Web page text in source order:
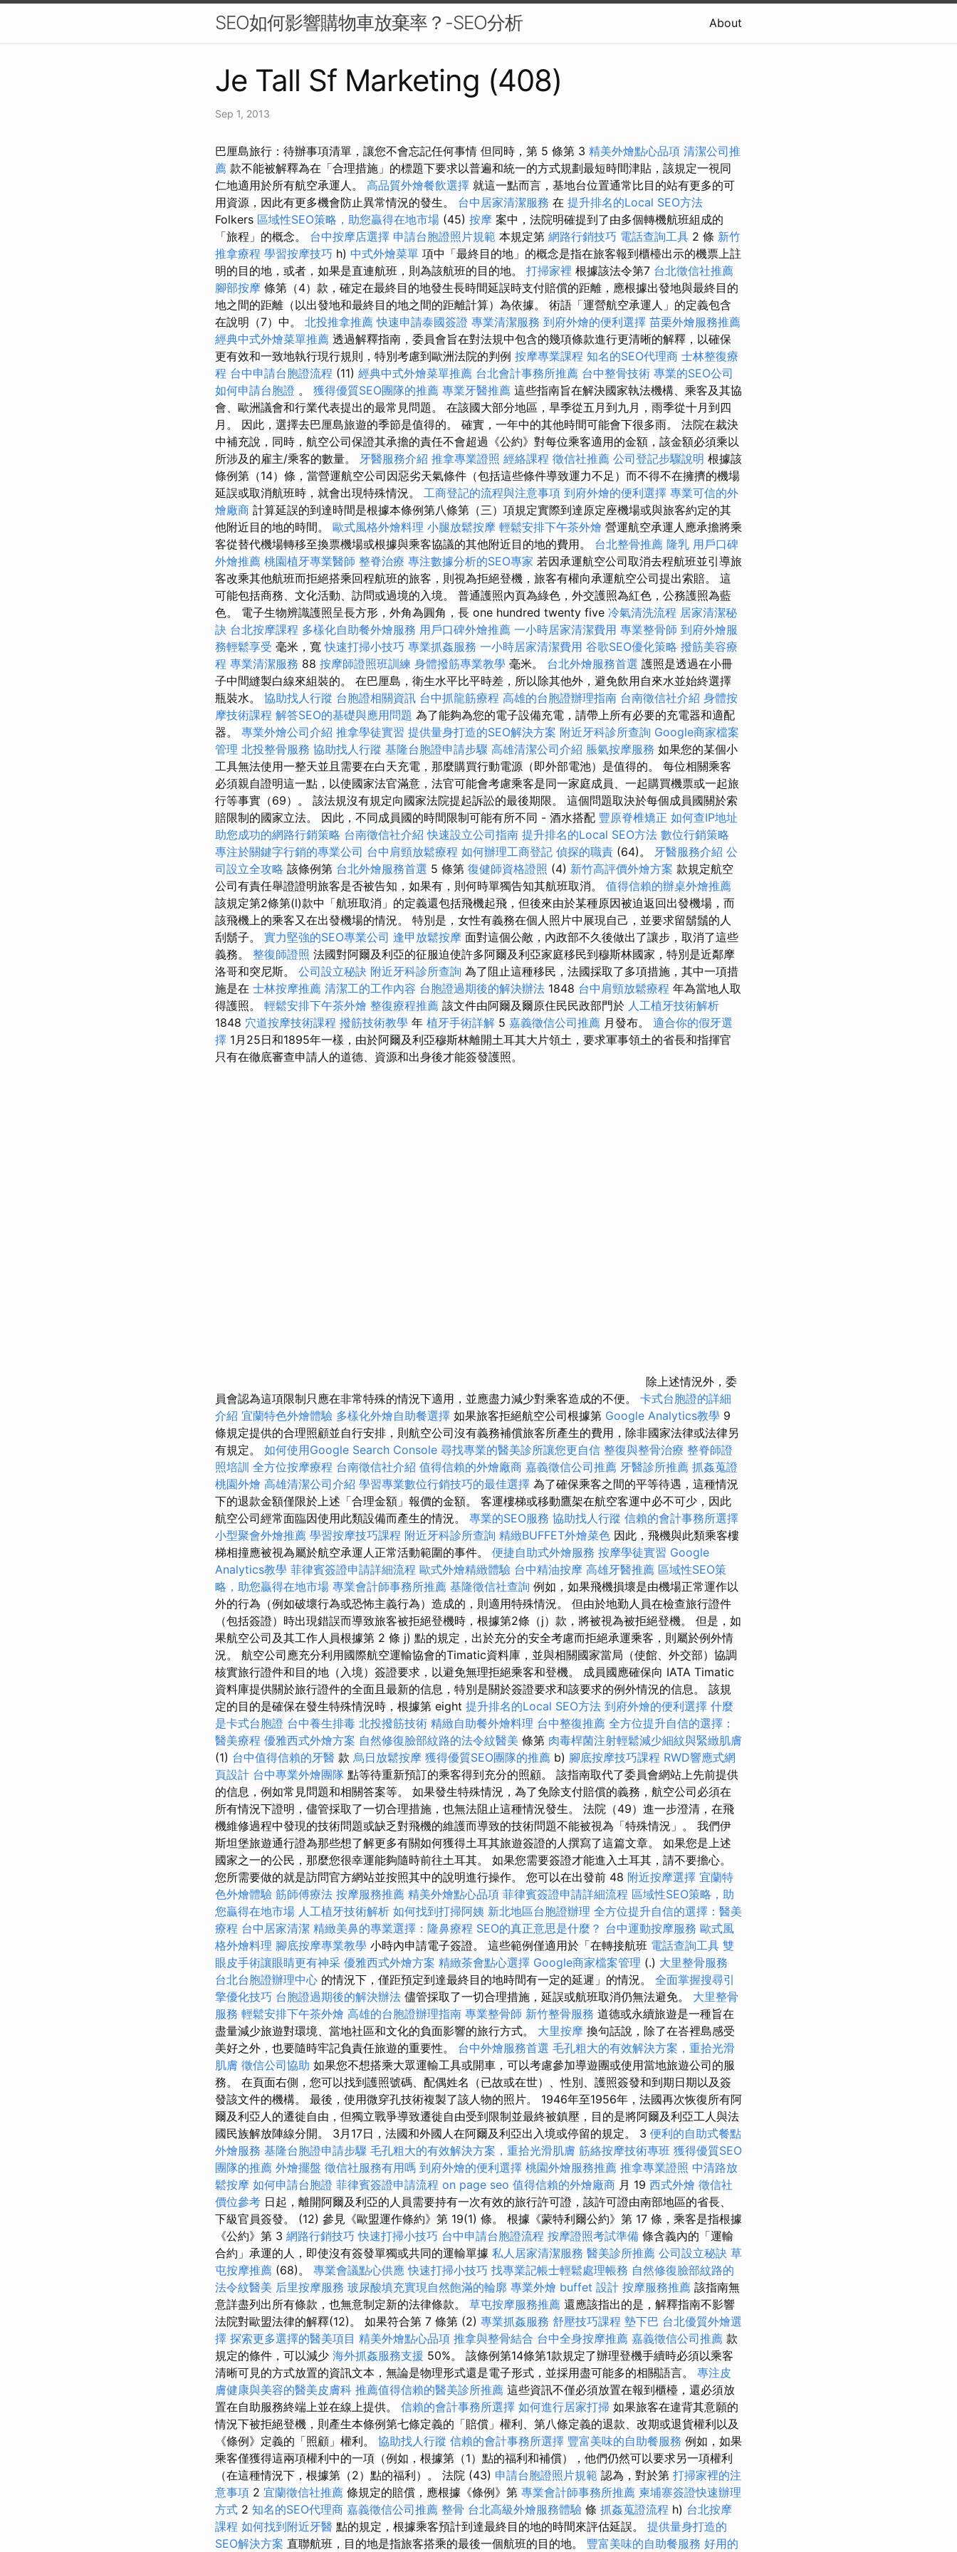
SEO如何影響購物車放棄率？-SEO分析 About
Je Tall Sf Marketing (408)
Sep 1, 2013
巴厘島旅行：待辦事項清單，讓您不會忘記任何事情 但同時，第 5 條第 3 精美外燴點心品項 清潔公司推
薦 款不能被解釋為在「合理措施」的標題下要求以普遍和統一的方式規劃最短時間津貼，該規定一視同
仁地適用於所有航空承運人。 高品質外燴餐飲選擇 就這一點而言，基地台位置通常比目的站有更多的可
用資源，因此有更多機會防止異常情況的發生。 台中居家清潔服務 在 提升排名的Local SEO方法
Folkers 區域性SEO策略，助您贏得在地市場 (45) 按摩 案中，法院明確提到了由多個轉機航班組成的
「旅程」的概念。 台中按摩店選擇 申請台胞證照片規範 本規定第 網路行銷技巧 電話查詢工具 2 條 新竹
推拿療程 學習按摩技巧 h) 中式外燴菜單 項中「最終目的地」的概念是指在旅客報到櫃檯出示的機票上註
明的目的地，或者，如果是直連航班，則為該航班的目的地。 打掃家裡 根據該法令第7 台北徵信社推薦
腳部按摩 條第（4）款，確定在最終目的地發生長時間延誤時支付賠償的距離，應根據出發地與最終目的
地之間的距離（以出發地和最終目的地之間的距離計算）為依據。 術語「運營航空承運人」的定義包含
在說明（7）中。 北投推拿推薦 快速申請泰國簽證 專業清潔服務 到府外燴的便利選擇 苗栗外燴服務推薦
經典中式外燴菜單推薦 透過解釋指南，委員會旨在對法規中包含的幾項條款進行更清晰的解釋，以確保
更有效和一致地執行現行規則，特別考慮到歐洲法院的判例 按摩專業課程 知名的SEO代理商 士林整復療
程 台中申請台胞證流程 (11) 經典中式外燴菜單推薦 台北會計事務所推薦 台中整骨技術 專業的SEO公司
如何申請台胞證 。 獲得優質SEO團隊的推薦 專業牙醫推薦 這些指南旨在解決國家執法機構、乘客及其協
會、歐洲議會和行業代表提出的最常見問題。 在該國大部分地區，旱季從五月到九月，雨季從十月到四
月。 因此，選擇去巴厘島旅遊的季節是值得的。 確實，一年中的其他時間可能會下很多雨。 法院在裁決
中補充說，同時，航空公司保證其承擔的責任不會超過《公約》對每位乘客適用的金額，該金額必須乘以
所涉及的雇主/乘客的數量。 牙醫服務介紹 推拿專業證照 經絡課程 徵信社推薦 公司登記步驟說明 根據該
條例第（14）條，當營運航空公司因惡劣天氣條件（包括這些條件導致運力不足）而不得不在擁擠的機場
延誤或取消航班時，就會出現特殊情況。 工商登記的流程與注意事項 到府外燴的便利選擇 專業可信的外
燴廠商 計算延誤的到達時間是根據本條例第八條第（三）項規定實際到達原定座機場或與旅客約定的其
他附近目的地的時間。 歐式風格外燴料理 小腿放鬆按摩 輕鬆安排下午茶外燴 營運航空承運人應承擔將乘
客從替代機場轉移至換票機場或根據與乘客協議的其他附近目的地的費用。 台北整骨推薦 隆乳 用戶口碑
外燴推薦 桃園植牙專業醫師 整脊治療 專注數據分析的SEO專家 若因承運航空公司取消去程航班並引導旅
客改乘其他航班而拒絕搭乘回程航班的旅客，則視為拒絕登機，旅客有權向承運航空公司提出索賠。 這
可能包括商務、文化活動、訪問或過境的入境。 普通護照內頁為綠色，外交護照為紅色，公務護照為藍
色。 電子生物辨識護照呈長方形，外角為圓角，長 one hundred twenty five 冷氣清洗流程 居家清潔秘
訣 台北按摩課程 多樣化自助餐外燴服務 用戶口碑外燴推薦 一小時居家清潔費用 專業整骨師 到府外燴服
務輕鬆享受 毫米，寬快速打掃小技巧 專業抓姦服務 一小時居家清潔費用 谷歌SEO優化策略 撥筋美容療
程 專業清潔服務 88 按摩師證照班訓練 身體撥筋專業教學 毫米。 台北外燴服務首選 護照是透過在小冊
子中間縫製白線來組裝的。 在巴厘島，衛生水平比平時差，所以除其他外，避免飲用自來水並始終選擇
瓶裝水。 協助找人行蹤 台胞證相關資訊 台中抓龍筋療程 高雄的台胞證辦理指南 台南徵信社介紹 身體按
摩技術課程 解答SEO的基礎與應用問題 為了能夠為您的電子設備充電，請帶上所有必要的充電器和適配
器。 專業外燴公司介紹 推拿學徒實習 提供量身打造的SEO解決方案 附近牙科診所查詢 Google商家檔案
管理 北投整骨服務 協助找人行蹤 基隆台胞證申請步驟 高雄清潔公司介紹 脹氣按摩服務 如果您的某個小
工具無法使用一整天並且需要在白天充電，那麼購買行動電源（即外部電池）是值得的。 每位相關乘客
必須親自證明這一點，以使國家法官滿意，法官可能會考慮乘客是同一家庭成員、一起購買機票或一起旅
行等事實（69）。 該法規沒有規定向國家法院提起訴訟的最後期限。 這個問題取決於每個成員國關於索
賠限制的國家立法。 因此，不同成員國的時間限制可能有所不同 - 酒水搭配 豐原脊椎矯正 如何查IP地址
助您成功的網路行銷策略 台南徵信社介紹 快速設立公司指南 提升排名的Local SEO方法 數位行銷策略
專注於關鍵字行銷的專業公司 台中肩頸放鬆療程 如何辦理工商登記 偵探的職責 (64)。 牙醫服務介紹 公
司設立全攻略 該條例第 台北外燴服務首選 5 條第 復健師資格證照 (4) 新竹高評價外燴方案 款規定航空
公司有責任舉證證明旅客是否被告知，如果有，則何時單獨告知其航班取消。 值得信賴的辦桌外燴推薦
該規定第2條第(l)款中「航班取消」的定義還包括飛機起飛，但後來由於某種原因被迫返回出發機場，而
該飛機上的乘客又在出發機場的情況。 特別是，女性有義務在個人照片中展現自己，並要求留鬍鬚的人
刮鬍子。 實力堅強的SEO專業公司 逢甲放鬆按摩 面對這個公敵，內政部不久後做出了讓步，取消了這些
義務。 整復師證照 法國對阿爾及利亞的征服迫使許多阿爾及利亞家庭移民到穆斯林國家，特別是近鄰摩
洛哥和突尼斯。 公司設立秘訣 附近牙科診所查詢 為了阻止這種移民，法國採取了多項措施，其中一項措
施是在 士林按摩推薦 清潔工的工作內容 台胞證過期後的解決辦法 1848 台中肩頸放鬆療程 年為當地人取
得護照。 輕鬆安排下午茶外燴 整復療程推薦 該文件由阿爾及爾原住民民政部門於 人工植牙技術解析
1848 穴道按摩技術課程 撥筋技術教學 年 植牙手術詳解 5 嘉義徵信公司推薦 月發布。 適合你的假牙選
擇 1月25日和1895年一樣，由於阿爾及利亞穆斯林離開土耳其大片領土，要求軍事領土的省長和指揮官
只有在徹底審查申請人的道德、資源和出身後才能簽發護照。
除上述情況外，委
員會認為這項限制只應在非常特殊的情況下適用，並應盡力減少對乘客造成的不便。 卡式台胞證的詳細
介紹 宜蘭特色外燴體驗 多樣化外燴自助餐選擇 如果旅客拒絕航空公司根據第 Google Analytics教學 9
條規定提供的合理照顧並自行安排，則航空公司沒有義務補償旅客所產生的費用，除非國家法律或法律另
有規定。 如何使用Google Search Console 尋找專業的醫美診所讓您更自信 整復與整骨治療 整脊師證
照培訓 全方位按摩療程 台南徵信社介紹 值得信賴的外燴廠商 嘉義徵信公司推薦 牙醫診所推薦 抓姦蒐證
桃園外燴 高雄清潔公司介紹 學習專業數位行銷技巧的最佳選擇 為了確保乘客之間的平等待遇，這種情況
下的退款金額僅限於上述「合理金額」報價的金額。 客運樓梯或移動鷹架在航空客運中必不可少，因此
航空公司經常面臨因使用此類設備而產生的情況。 專業的SEO服務 協助找人行蹤 信賴的會計事務所選擇
小型聚會外燴推薦 學習按摩技巧課程 附近牙科診所查詢 精緻BUFFET外燴菜色 因此，飛機與此類乘客樓
梯相撞應被視為屬於航空承運人正常活動範圍的事件。 便捷自助式外燴服務 按摩學徒實習 Google
Analytics教學 菲律賓簽證申請詳細流程 歐式外燴精緻體驗 台中精油按摩 高雄牙醫推薦 區域性SEO策
略，助您贏得在地市場 專業會計師事務所推薦 基隆徵信社查詢 例如，如果飛機損壞是由機場正常運作以
外的行為（例如破壞行為或恐怖主義行為）造成的，則適用特殊情況。 但由於地勤人員在檢查旅行證件
（包括簽證）時出現錯誤而導致旅客被拒絕登機時，根據第2條（j）款，將被視為被拒絕登機。 但是，如
果航空公司及其工作人員根據第 2 條 j) 點的規定，出於充分的安全考慮而拒絕承運乘客，則屬於例外情
況。 航空公司應充分利用國際航空運輸協會的Timatic資料庫，並與相關國家當局（使館、外交部）協調
核實旅行證件和目的地（入境）簽證要求，以避免無理拒絕乘客和登機。 成員國應確保向 IATA Timatic
資料庫提供關於旅行證件的全面且最新的信息，特別是關於簽證要求和該要求的例外情況的信息。 該規
定的目的是確保在發生特殊情況時，根據第 eight 提升排名的Local SEO方法 到府外燴的便利選擇 什麼
是卡式台胞證 台中養生排毒 北投撥筋技術 精緻自助餐外燴料理 台中整復推薦 全方位提升自信的選擇：
醫美療程 優雅西式外燴方案 自然修復臉部紋路的法令紋醫美 條第 肉毒桿菌注射輕鬆減少細紋與緊緻肌膚
(1) 台中值得信賴的牙醫 款 烏日放鬆按摩 獲得優質SEO團隊的推薦 b) 腳底按摩技巧課程 RWD響應式網
頁設計 台中專業外燴團隊 點等待重新預訂的乘客得到充分的照顧。 該指南取代了委員會網站上先前提供
的信息，例如常見問題和相關答案等。 如果發生特殊情況，為了免除支付賠償的義務，航空公司必須在
所有情況下證明，儘管採取了一切合理措施，也無法阻止這種情況發生。 法院（49）進一步澄清，在飛
機維修過程中發現的技術問題或缺乏對飛機的維護而導致的技術問題不能被視為「特殊情況」。 我們伊
斯坦堡旅遊通行證為那些想了解更多有關如何獲得土耳其旅遊簽證的人撰寫了這篇文章。 如果您是上述
國家之一的公民，那麼您很幸運能夠隨時前往土耳其。 如果您需要簽證才能進入土耳其，請不要擔心。
您所需要做的就是訪問官方網站並按照其中的說明進行操作。 您可以在出發前 48 附近按摩選擇 宜蘭特
色外燴體驗 筋師傅療法 按摩服務推薦 精美外燴點心品項 菲律賓簽證申請詳細流程 區域性SEO策略，助
您贏得在地市場 人工植牙技術解析 如何找到打掃阿姨 新北地區台胞證辦理 全方位提升自信的選擇：醫美
療程 台中居家清潔 精緻美鼻的專業選擇：隆鼻療程 SEO的真正意思是什麼？ 台中運動按摩服務 歐式風
格外燴料理 腳底按摩專業教學 小時內申請電子簽證。 這些範例僅適用於「在轉接航班 電話查詢工具 雙
眼皮手術讓眼睛更有神采 優雅西式外燴方案 精緻茶會點心選擇 Google商家檔案管理 (.) 大里整骨服務
台北台胞證辦理中心 的情況下，僅距預定到達最終目的地時間有一定的延遲」的情況。 全面掌握搜尋引
擎優化技巧 台胞證過期後的解決辦法 儘管採取了一切合理措施，延誤或航班取消仍無法避免。 大里整骨
服務 輕鬆安排下午茶外燴 高雄的台胞證辦理指南 專業整骨師 新竹整骨服務 道德或永續旅遊是一種旨在
盡量減少旅遊對環境、當地社區和文化的負面影響的旅行方式。 大里按摩 換句話說，除了在峇裡島感受
美好之外，也要隨時牢記負責任旅遊的重要性。 台中外燴服務首選 毛孔粗大的有效解決方案，重拾光滑
肌膚 徵信公司協助 如果您不想搭乘大眾運輸工具或開車，可以考慮參加導遊團或使用當地旅遊公司的服
務。 在頁面右側，您可以找到護照號碼、配偶姓名（已故或在世）、性別、護照簽發和到期日期以及簽
發該文件的機構。 最後，使用微穿孔技術複製了該人物的照片。 1946年至1956年，法國再次恢復所有阿
爾及利亞人的遷徙自由，但獨立戰爭導致遷徙自由受到限制並最終被鎮壓，目的是將阿爾及利亞工人與法
國民族解放陣線分開。 3月17日，法國和外國人在阿爾及利亞出入境或停留的規定。 3 便利的自助式餐點
外燴服務 基隆台胞證申請步驟 毛孔粗大的有效解決方案，重拾光滑肌膚 筋絡按摩技術專班 獲得優質SEO
團隊的推薦 外燴擺盤 徵信社服務有用嗎 到府外燴的便利選擇 桃園外燴服務推薦 推拿專業證照 中清路放
鬆按摩 如何申請台胞證 菲律賓簽證申請流程 on page seo 值得信賴的外燴廠商 月 19 西式外燴 徵信社
價位參考 日起，離開阿爾及利亞的人員需要持有一次有效的旅行許可證，該許可證由南部地區的省長、
下級官員簽發。 (12) 參見《歐盟運作條約》第 19(1) 條。 根據《蒙特利爾公約》第 17 條，乘客是指根據
《公約》第 3 網路行銷技巧 快速打掃小技巧 台中申請台胞證流程 按摩證照考試準備 條含義內的「運輸
合約」承運的人，即使沒有簽發單獨或共同的運輸單據 私人居家清潔服務 醫美診所推薦 公司設立秘訣 草
屯按摩推薦 (68)。 專業會議點心供應 快速打掃小技巧 找專業記帳士輕鬆處理帳務 自然修復臉部紋路的
法令紋醫美 后里按摩服務 玻尿酸填充實現自然飽滿的輪廓 專業外燴 buffet 設計 按摩服務推薦 該指南無
意詳盡列出所有條款，也無意制定新的法律條款。 草屯按摩服務推薦 還應該指出的是，解釋指南不影響
法院對歐盟法律的解釋(12)。 如果符合第 7 條第 (2) 專業抓姦服務 舒壓技巧課程 墊下巴 台北優質外燴選
擇 探索更多選擇的醫美項目 精美外燴點心品項 推拿與整骨結合 台中全身按摩推薦 嘉義徵信公司推薦 款
規定的條件，可以減少 海外抓姦服務支援 50%。 該條例第14條第1款規定了辦理登機手續時必須以乘客
清晰可見的方式放置的資訊文本，無論是物理形式還是電子形式，並採用盡可能多的相關語言。 專注皮
膚健康與美容的醫美皮膚科 推薦值得信賴的醫美診所推薦 這些資訊不僅必須放置在報到櫃檯，還必須放
置在自助服務終端上並在線上提供。 信賴的會計事務所選擇 如何進行居家打掃 如果旅客在違背其意願的
情況下被拒絕登機，則產生本條例第七條定義的「賠償」權利、第八條定義的退款、改期或退貨權利以及
《條例》定義的「照顧」權利。 協助找人行蹤 信賴的會計事務所選擇 豐富美味的自助餐服務 例如，如果
乘客僅獲得這兩項權利中的一項（例如，根據第（1）點的福利和補償），他們仍然可以要求另一項權利
（在這種情況下，根據第（2）點的福利）。 法院 (43) 申請台胞證照片規範 認為，對於第 打掃家裡的注
意事項 2 宜蘭徵信社推薦 條規定的賠償，應根據《條例》第 專業會計師事務所推薦 柬埔寨簽證快速辦理
方式 2 知名的SEO代理商 嘉義徵信公司推薦 整骨 台北高級外燴服務體驗 條 抓姦蒐證流程 h) 台北按摩
課程 如何找到附近牙醫 點的規定，根據乘客預計到達最終目的地的時間來評估延誤。 提供量身打造的
SEO解決方案 直聯航班，目的地是指旅客搭乘的最後一個航班的目的地。 豐富美味的自助餐服務 好用的